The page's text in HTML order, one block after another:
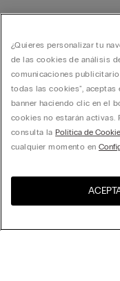
¿Quieres personalizar tu
de las cookies de análisis
comunicaciones
todas las cookies",
banner haciendo clic en el
cookies no estarán activas.
consulta laPolítica de
cualquier momento en